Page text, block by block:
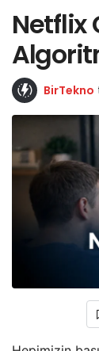
Netflix
BirTekno